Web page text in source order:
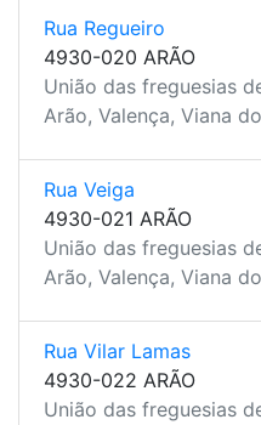
Rua Regueiro
4930-020 ARÃO
União das freguesias
Arão, Valença, Viana
Rua Veiga
4930-021 ARÃO
União das freguesias
Arão, Valença, Viana
Rua Vilar Lamas
4930-022 ARÃO
União das freguesias